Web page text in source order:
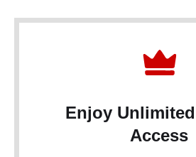
Enjoy
Access